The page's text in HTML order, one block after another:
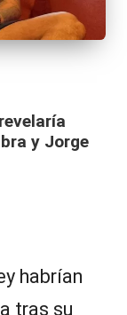
y Jorge
habrían
tras su